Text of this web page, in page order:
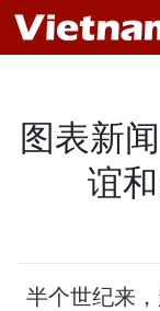
图表新
谊
半个世纪来